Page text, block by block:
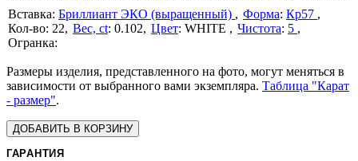
Бриллиант ЭКО (выращенный)
Форма: Кр57
22
Вес, ct: 0.102 Цвет: WHITE Чистота: 5
Размеры изделия, представленного на фото, могут меняться в
зависимости от выбранного вами экземпляра. Таблица "Карат
- размер".
ДОБАВИТЬ В КОРЗИНУ
ГАРАНТИЯ